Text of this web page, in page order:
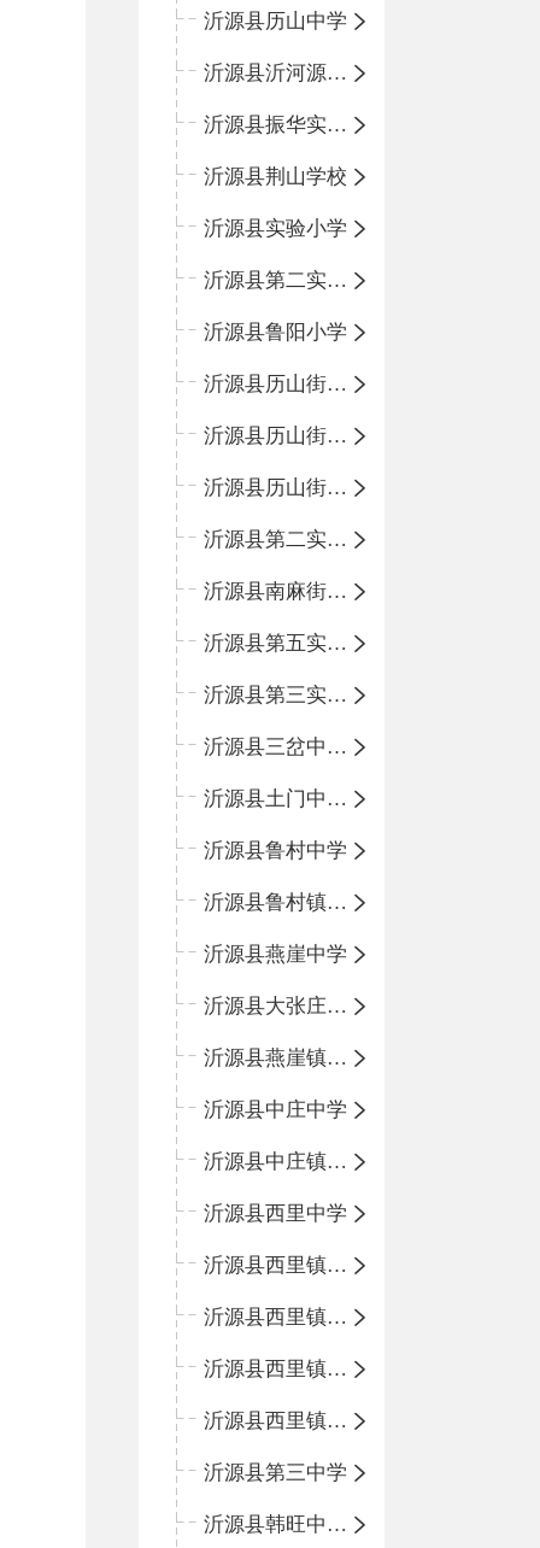
沂源县历山中学
沂源县沂河源学校
沂源县振华实验学校
沂源县荆山学校
沂源县实验小学
沂源县第二实验小学
沂源县鲁阳小学
沂源县历山街道办事处振兴路小学
沂源县历山街道办事处荆山路小学
沂源县历山街道办事处鲁山路小学
沂源县第二实验中学
沂源县南麻街道办事处中心小学
沂源县第五实验小学
沂源县第三实验小学
沂源县三岔中心学校
沂源县土门中心学校
沂源县鲁村中学
沂源县鲁村镇中心小学
沂源县燕崖中学
沂源县大张庄中心学校
沂源县燕崖镇中心小学
沂源县中庄中学
沂源县中庄镇中心小学
沂源县西里中学
沂源县西里镇中心小学
沂源县西里镇柳枝峪回民小学
沂源县西里镇金星完全小学
沂源县西里镇团圆小学
沂源县第三中学
沂源县韩旺中心学校